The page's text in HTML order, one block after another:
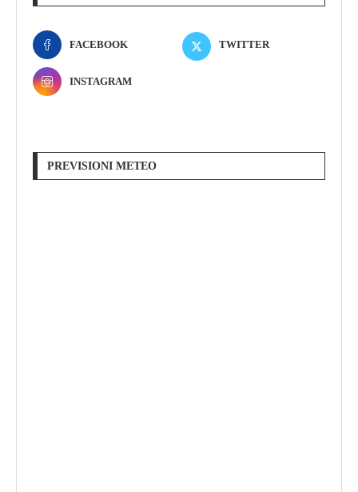
FACEBOOK TWITTER
INSTAGRAM
PREVISIONI METEO